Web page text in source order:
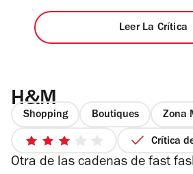
Leer La Crítica
H&M
Shopping Boutiques Zona
3
de
Crítica
Otra de las cadenas de fast